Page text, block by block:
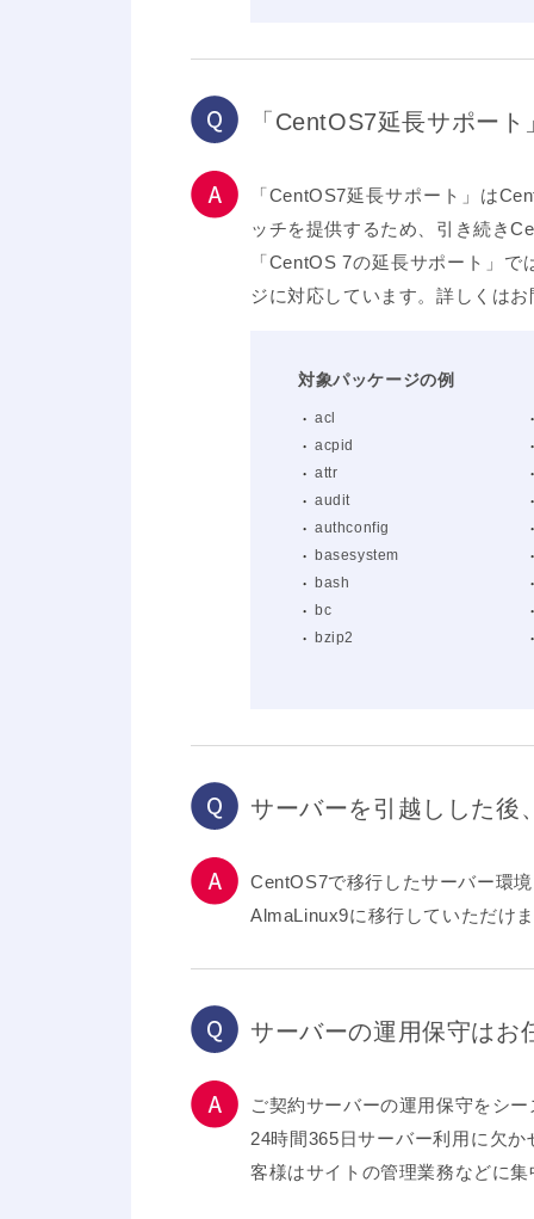
「CentOS7延長サポー
「CentOS7延長サポート」は
ッチを提供するため、引き続き
「CentOS 7の延長サポート」
ジに対応しています。詳しくは
対象パッケージの例
acl
acpid
attr
audit
authconfig
basesystem
bash
bc
bzip2
サーバーを引越しした後
CentOS7で移行したサーバー環
AlmaLinux9に移行していただけ
サーバーの運用保守はお
ご契約サーバーの運用保守をシ
24時間365日サーバー利用に欠
客様はサイトの管理業務などに